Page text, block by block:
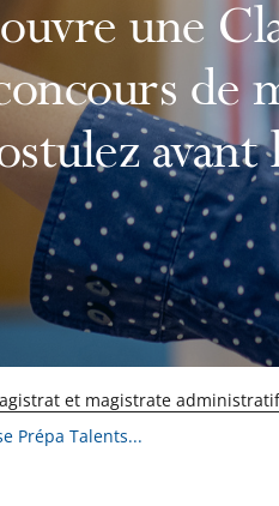
une
de
avant
et magistrate administratif
Prépa Talents...